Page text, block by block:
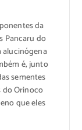
da
Pancaru do
alucinógena
é, junto
sementes
do Orinoco
que eles